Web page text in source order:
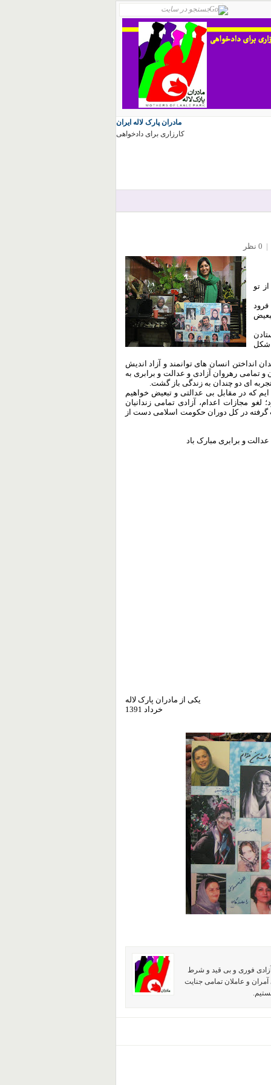
مادران پارک لاله ایران
کارزاری برای دادخواهی
| 0 نظر
تو
شکل
انداختن انسان های توانمند و آزاد اندیش
و تمامی رهروان آزادی و عدالت و برابری به
تجربه ای دو چندان به زندگی باز گشت.
که در مقابل بی عدالتی و تبعیض خواهیم
لغو مجازات اعدام، آزادی تمامی زندانیان
در کل دوران حکومت اسلامی دست از
و برابری مبارک باد
یکی از مادران پارک لاله
خرداد 1391
آزادی فوری و بی قید و شرط
و عاملان تمامی جنایت